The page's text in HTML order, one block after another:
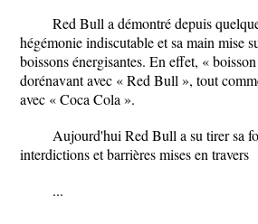
Red Bull a démontré depuis
hégémonie indiscutable et sa main mise
boissons énergisantes. En effet, «
dorénavant avec « Red Bull », tout
avec « Coca Cola ».
Aujourd'hui Red Bull a su tirer sa
interdictions et barrières mises en travers
...